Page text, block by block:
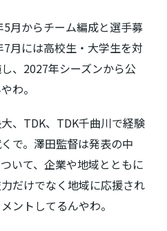
月からチーム編成と選手募
月には高校生・大学生を対
、2027年シーズンから公
わ。
、TDK、TDK千曲川で経験
で。澤田監督は発表の中
いて、企業や地域とともに
だけでなく地域に応援され
ントしてるんやわ。